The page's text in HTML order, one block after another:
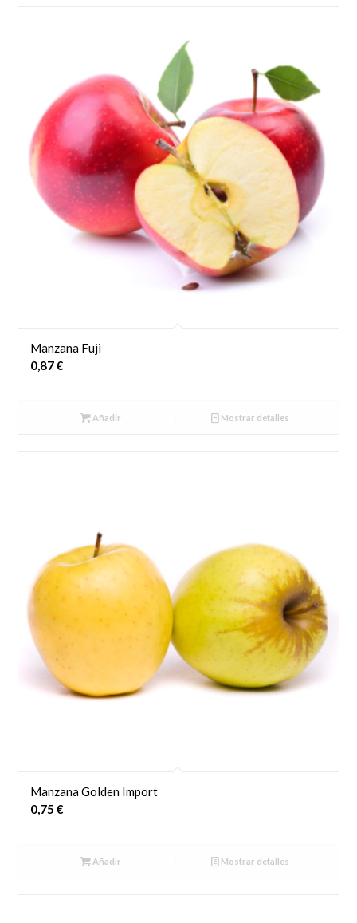
Manzana Fuji
0,87€
Añadir Mostrar detalles
Manzana Golden Import
0,75€
Añadir Mostrar detalles